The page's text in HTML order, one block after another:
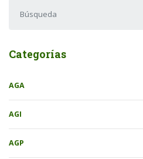
Categorías
AGA
AGI
AGP